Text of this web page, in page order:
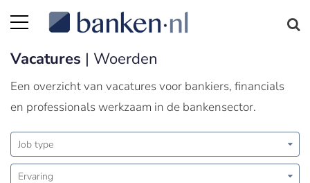
Vacatures | Woerden
Een overzicht van vacatures voor bankiers, financials
en professionals werkzaam in de bankensector.
Job type
Ervaring